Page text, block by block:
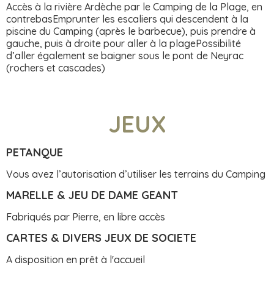
Accès à la rivière Ardèche par le Camping de la Plage, en
contrebasEmprunter les escaliers qui descendent à la
piscine du Camping (après le barbecue), puis prendre à
gauche, puis à droite pour aller à la plagePossibilité
d’aller également se baigner sous le pont de Neyrac
(rochers et cascades)
JEUX
PETANQUE
Vous avez l’autorisation d’utiliser les terrains du Camping
MARELLE & JEU DE DAME GEANT
Fabriqués par Pierre, en libre accès
CARTES & DIVERS JEUX DE SOCIETE
A disposition en prêt à l'accueil